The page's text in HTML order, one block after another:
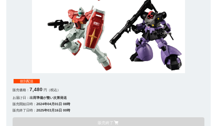
個別配送
販売価格： 7,480 円（税込）
お届け日：出荷準備が整い次第発送
販売開始日時：2024年04月01日 08時
販売終了日時：2025年03月16日 00時
販売終了